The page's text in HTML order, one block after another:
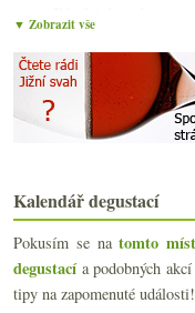
Do Moravského
Divné víc a divné
Osvěžení především
Něco z Wachau od
Parkerův nový
Fajnové Chianti za
Otevřený dopis o
Degustace
Čtyřikrát chlazeno v
Crémant z Jury a
▼ Zobrazit vše
Kalendář degustací
Pokusím se natomto
degustacía podobných
tipy na zapomenuté události!